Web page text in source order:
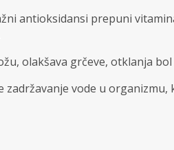
antioksidansi prepuni
olakšava grčeve, otklanja bol
vode u organizmu,